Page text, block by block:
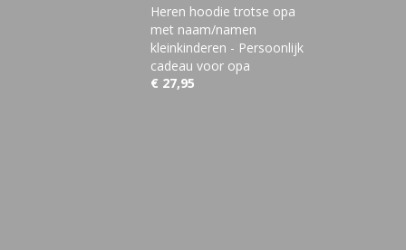
Heren hoodie trotse opa
met naam/namen
kleinkinderen - Persoonlijk
cadeau voor opa
€ 27,95